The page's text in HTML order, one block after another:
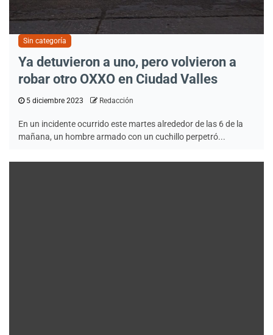
Sin categoría
Ya detuvieron a uno, pero volvieron a
robar otro OXXO en Ciudad Valles
5 diciembre 2023 Redacción
En un incidente ocurrido este martes alrededor de las 6 de la
mañana, un hombre armado con un cuchillo perpetró...